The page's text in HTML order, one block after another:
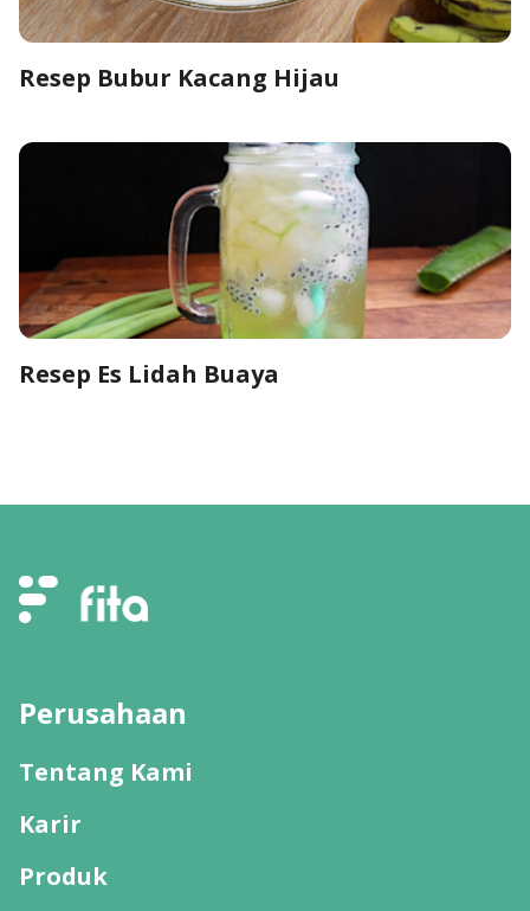
Resep Bubur Kacang Hijau
Resep Es Lidah Buaya
Perusahaan
Tentang Kami
Karir
Produk